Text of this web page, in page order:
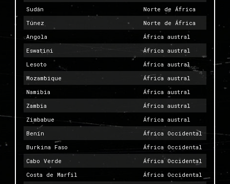
Sudán
Norte de África
Túnez
Norte de África
Angola
África austral
Eswatini
África austral
Lesoto
África austral
Mozambique
África austral
Namibia
África austral
Zambia
África austral
Zimbabue
África austral
Benín
África Occidental
Burkina Faso
África Occidental
Cabo Verde
África Occidental
Costa de Marfil
África Occidental